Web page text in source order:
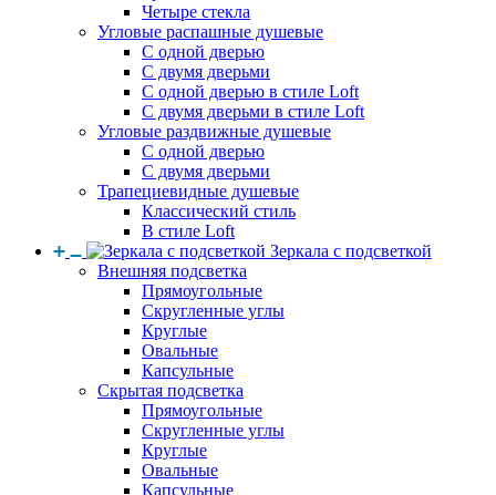
Четыре стекла
Угловые распашные душевые
С одной дверью
С двумя дверьми
С одной дверью в стиле Loft
С двумя дверьми в стиле Loft
Угловые раздвижные душевые
С одной дверью
С двумя дверьми
Трапециевидные душевые
Классический стиль
В стиле Loft
Зеркала с подсветкой
Внешняя подсветка
Прямоугольные
Скругленные углы
Круглые
Овальные
Капсульные
Скрытая подсветка
Прямоугольные
Скругленные углы
Круглые
Овальные
Капсульные